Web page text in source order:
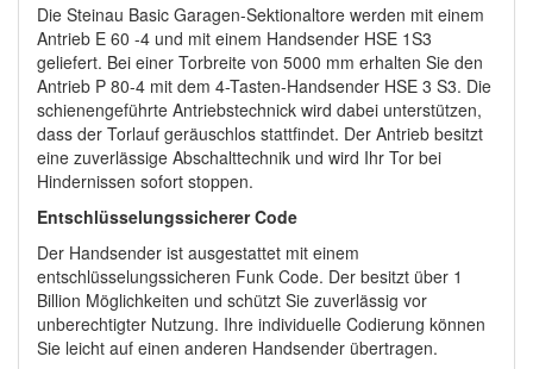
Die Steinau Basic Garagen-Sektionaltore werden mit einem
Antrieb E 60 -4 und mit einem Handsender HSE 1S3
geliefert. Bei einer Torbreite von 5000 mm erhalten Sie den
Antrieb P 80-4 mit dem 4-Tasten-Handsender HSE 3 S3. Die
schienengeführte Antriebstechnick wird dabei unterstützen,
dass der Torlauf geräuschlos stattfindet. Der Antrieb besitzt
eine zuverlässige Abschalttechnik und wird Ihr Tor bei
Hindernissen sofort stoppen.
Entschlüsselungssicherer Code
Der Handsender ist ausgestattet mit einem
entschlüsselungssicheren Funk Code. Der besitzt über 1
Billion Möglichkeiten und schützt Sie zuverlässig vor
unberechtigter Nutzung. Ihre individuelle Codierung können
Sie leicht auf einen anderen Handsender übertragen.